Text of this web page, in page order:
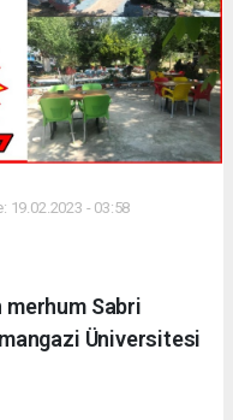
19.02.2023 - 03:58
merhum Sabri
Üniversitesi